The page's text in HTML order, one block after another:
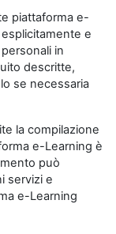
piattaforma e-
e
in
descritte,
se necessaria
la compilazione
e-Learning è
può
servizi e
e-Learning